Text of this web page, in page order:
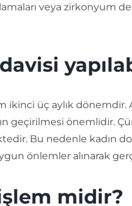
veya zirkonyum
üç aylık dönemdir.
geçirilmesi önemlidir.
Bu nedenle kadın
önlemler alınarak
midir?